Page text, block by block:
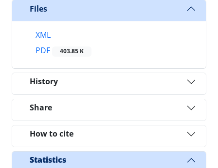
Files
XML
PDF
403.85 K
History
Share
How to cite
Statistics